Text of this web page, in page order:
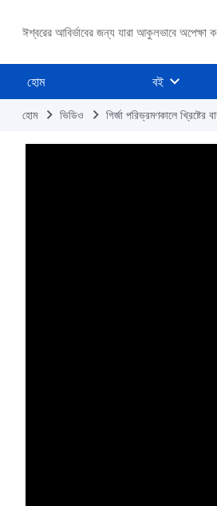
ঈশ্বরের আবির্ভাবের জন্য যারা আকুলভাবে অপেক্ষা
হোম বই
হোম ভিডিও গির্জা পরিভ্রমণকালে খ্রিষ্টের